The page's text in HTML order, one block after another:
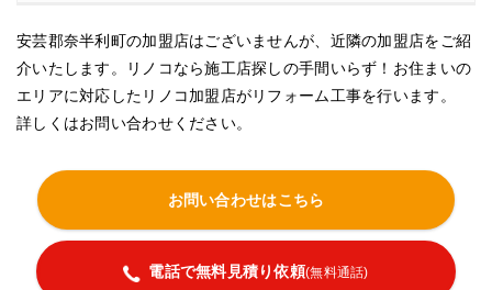
安芸郡奈半利町の加盟店はございませんが、近隣の加盟店をご紹
介いたします。リノコなら施工店探しの手間いらず！お住まいの
エリアに対応したリノコ加盟店がリフォーム工事を行います。
詳しくはお問い合わせください。
お問い合わせはこちら
電話で無料見積り依頼(無料通話)